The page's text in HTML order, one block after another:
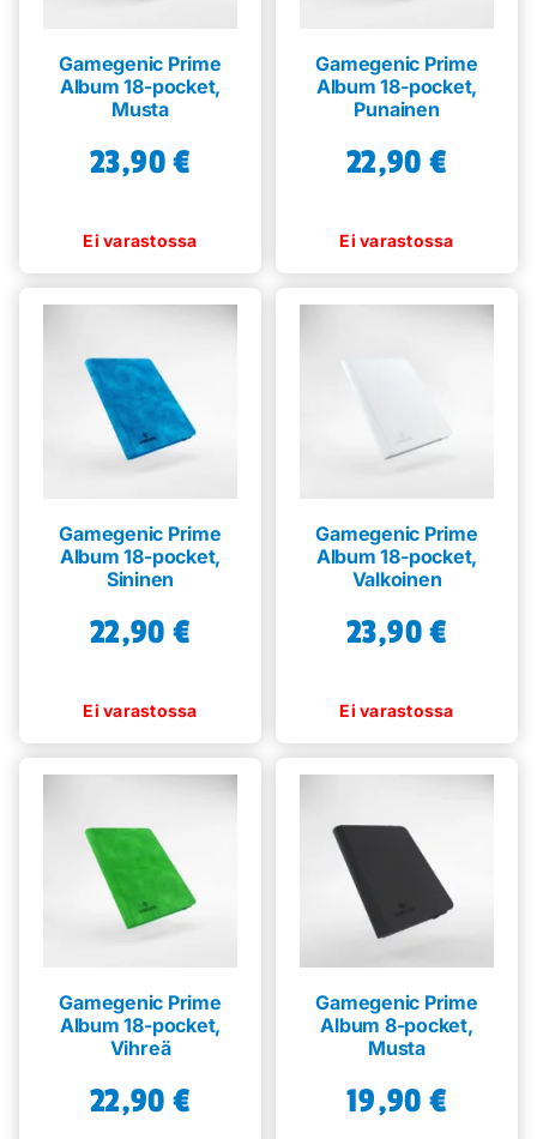
Gamegenic Prime
Album 18-pocket,
Musta
23,90€
Gamegenic Prime
Album 18-pocket,
Punainen
22,90 €
Gamegenic Prime
Album 18-pocket,
Sininen
22,90 €
Gamegenic Prime
Album 18-pocket,
Valkoinen
23,90€
Gamegenic Prime
Album 18-pocket,
Vihreä
22,90 €
Gamegenic Prime
Album 8-pocket,
Musta
19,90 €